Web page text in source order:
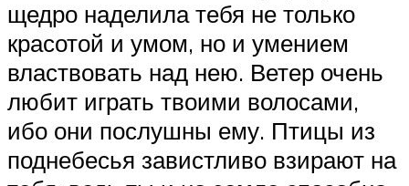
щедро наделила тебя не только
красотой и умом, но и умением
властвовать над нею. Ветер очень
любит играть твоими волосами,
ибо они послушны ему. Птицы из
поднебесья завистливо взирают на